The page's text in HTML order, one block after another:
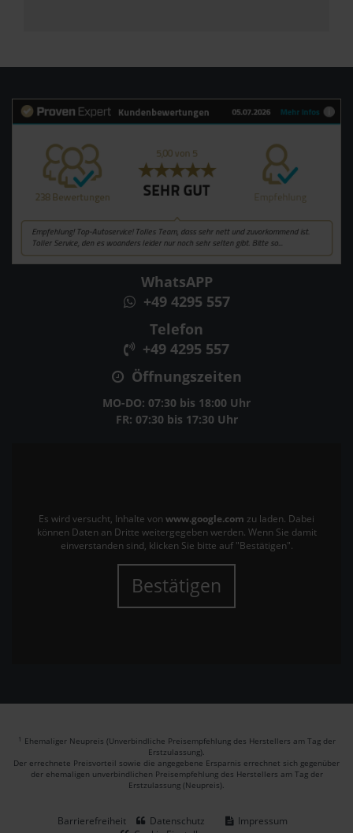
WhatsAPP
+49 4295 557
Telefon
+49 4295 557
Öffnungszeiten
MO-DO: 07:30 bis 18:00 Uhr
FR: 07:30 bis 17:30 Uhr
Es wird versucht, Inhalte von www.google.com zu laden. Dabei
können Daten an Dritte weitergegeben werden. Wenn Sie damit
einverstanden sind, klicken Sie bitte auf "Bestätigen".
Bestätigen
1 Ehemaliger Neupreis (Unverbindliche Preisempfehlung des Herstellers am Tag der
Erstzulassung).
Der errechnete Preisvorteil sowie die angegebene Ersparnis errechnet sich gegenüber
der ehemaligen unverbindlichen Preisempfehlung des Herstellers am Tag der
Erstzulassung (Neupreis).
Barrierefreiheit Datenschutz
Impressum